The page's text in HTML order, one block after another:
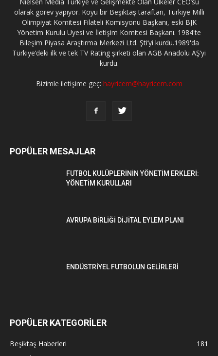
Nielsen Media Türkiye ve Gelişmekte Olan Ülkeler CEO’su
olarak görev yapıyor. Koyu bir Beşiktaş taraftarı, Türkiye Milli
Olimpiyat Komitesi Filateli Komisyonu Başkanı, eski BJK
Yönetim Kurulu Üyesi ve İletişim Komitesi Başkanı. 1984'te
Bileşim Piyasa Araştırma Merkezi Ltd. Şti’yi kurdu.1989'da
Türkiye’deki ilk ve tek TV Rating şirketi olan AGB Anadolu AŞ’yi
kurdu.
Bizimle iletişime geç: hayricem@hayricem.com
POPÜLER MESAJLAR
FUTBOL KULÜPLERİNİN YÖNETİM ERKLERİ:
YÖNETİM KURULLARI
AVRUPA BİRLİĞİ DİJİTAL EYLEM PLANI
ENDÜSTRİYEL FUTBOLUN GELİRLERİ
POPÜLER KATEGORİLER
Beşiktaş Haberleri
181